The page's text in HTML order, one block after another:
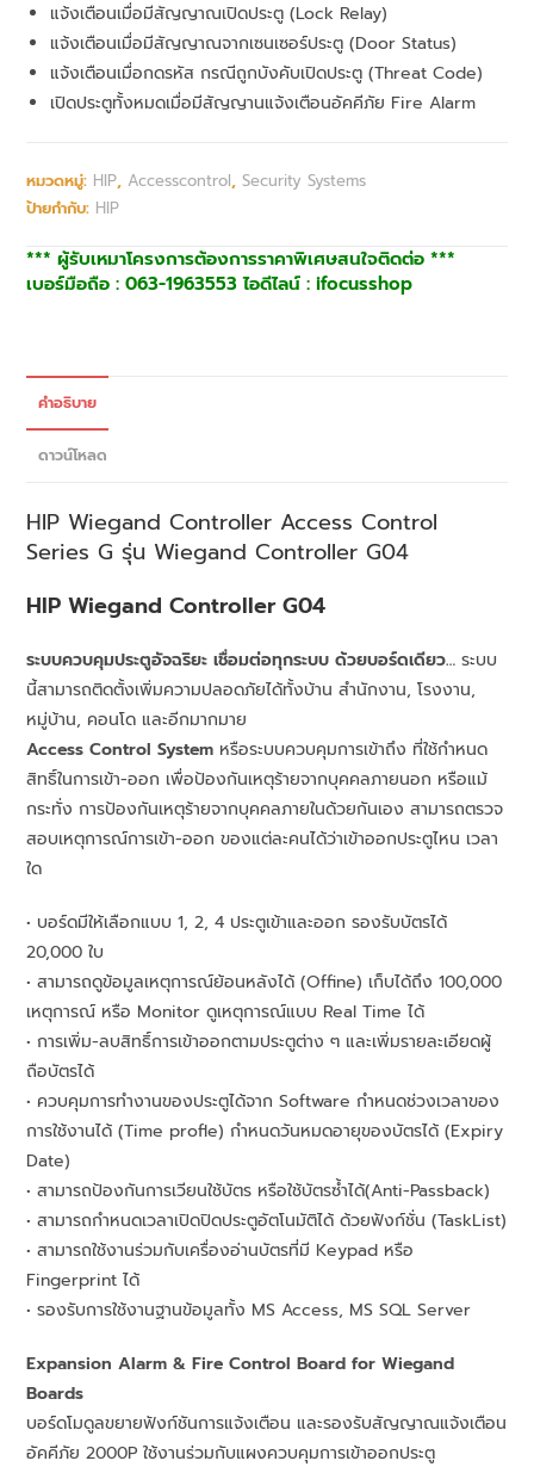
แจ้งเตือนเมื่อมีสัญญาณเปิดประตู (Lock Relay)
แจ้งเตือนเมื่อมีสัญญาณจากเซนเซอร์ประตู (Door Status)
แจ้งเตือนเมื่อกดรหัส กรณีถูกบังคับเปิดประตู (Threat Code)
เปิดประตูทั้งหมดเมื่อมีสัญญานแจ้งเตือนอัคคีภัย Fire Alarm
หมวดหมู่: HIP, Accesscontrol,Security Systems
ป้ายกำกับ: HIP
*** ผู้รับเหมาโครงการต้องการราคาพิเศษสนใจติดต่อ ***
เบอร์มือถือ : 063-1963553 ไอดีไลน์ : ifocusshop
คำอธิบาย
ดาวน์โหลด
HIP Wiegand Controller Access Control
Series G รุ่น Wiegand Controller G04
HIP Wiegand Controller G04
ระบบควบคุมประตูอัจฉริยะ เชื่อมต่อทุกระบบ ด้วยบอร์ดเดียว… ระบบ
นี้สามารถติดตั้งเพิ่มความปลอดภัยได้ทั้งบ้าน สำนักงาน, โรงงาน,
หมู่บ้าน, คอนโด และอีกมากมาย
Access Control System หรือระบบควบคุมการเข้าถึง ที่ใช้กำหนด
สิทธิ์ในการเข้า-ออก เพื่อป้องกันเหตุร้ายจากบุคคลภายนอก หรือแม้
กระทั่ง การป้องกันเหตุร้ายจากบุคคลภายในด้วยกันเอง สามารถตรวจ
สอบเหตุการณ์การเข้า-ออก ของแต่ละคนได้ว่าเข้าออกประตูไหน เวลา
ใด
• บอร์ดมีให้เลือกแบบ 1, 2, 4 ประตูเข้าและออก รองรับบัตรได้
20,000 ใบ
• สามารถดูข้อมูลเหตุการณ์ย้อนหลังได้ (Offine) เก็บได้ถึง 100,000
เหตุการณ์ หรือ Monitor ดูเหตุการณ์แบบ Real Time ได้
• การเพิ่ม-ลบสิทธิ์การเข้าออกตามประตูต่าง ๆ และเพิ่มรายละเอียดผู้
ถือบัตรได้
• ควบคุมการทำงานของประตูได้จาก Software กำหนดช่วงเวลาของ
การใช้งานได้ (Time profle) กำหนดวันหมดอายุของบัตรได้ (Expiry
Date)
• สามารถป้องกันการเวียนใช้บัตร หรือใช้บัตรซ้ำได้(Anti-Passback)
• สามารถกำหนดเวลาเปิดปิดประตูอัตโนมัติได้ ด้วยฟังก์ชั่น (TaskList)
• สามารถใช้งานร่วมกับเครื่องอ่านบัตรที่มี Keypad หรือ
Fingerprint ได้
• รองรับการใช้งานฐานข้อมูลทั้ง MS Access, MS SQL Server
Expansion Alarm & Fire Control Board for Wiegand
Boards
บอร์ดโมดูลขยายฟังก์ชันการแจ้งเตือน และรองรับสัญญาณแจ้งเตือน
อัคคีภัย 2000P ใช้งานร่วมกับแผงควบคุมการเข้าออกประตู